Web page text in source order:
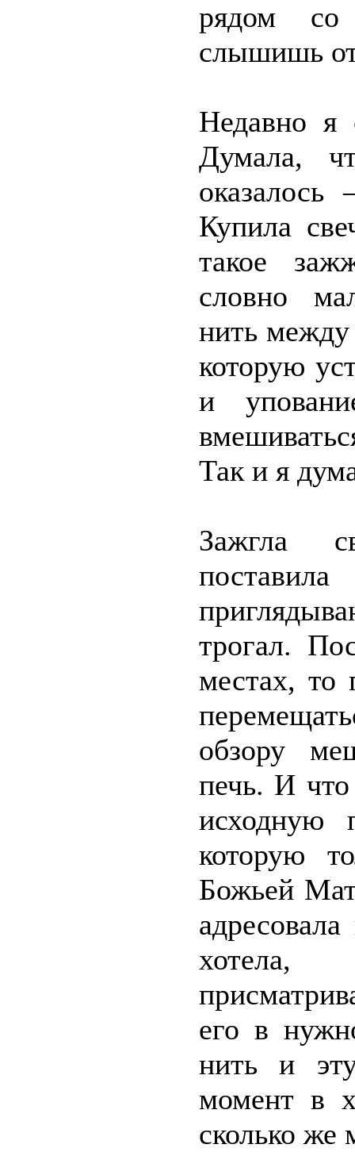
рядом со
слышишь
Недавно я
Думала,
Купила
такое
словно
нить
которую
и
Так и я
Зажгла
трогал.
местах, то
обзору
печь. И
исходную
которую
Божьей
его в
нить и
момент в
сколько же